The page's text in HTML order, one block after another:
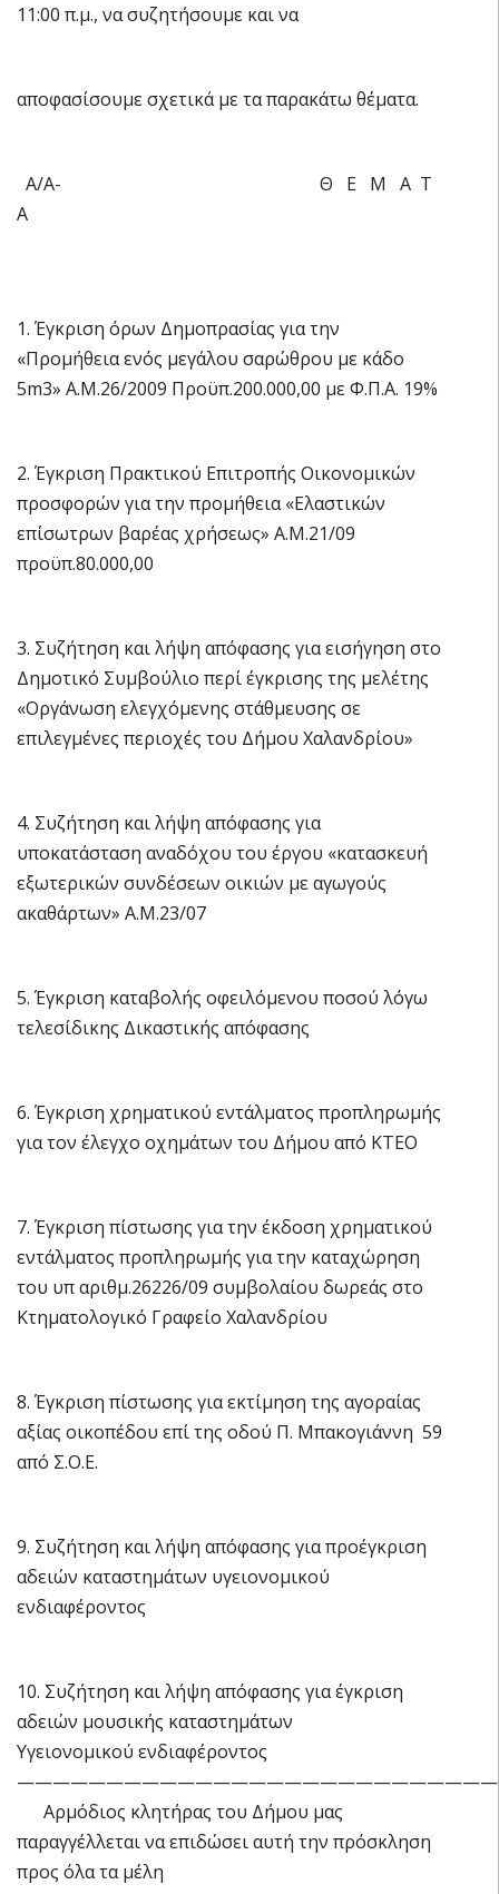
11:00 π.μ., να συζητήσουμε και να
αποφασίσουμε σχετικά με τα παρακάτω θέματα.
Α/Α- Θ Ε Μ Α Τ
Α
1. Έγκριση όρων Δημοπρασίας για την
«Προμήθεια ενός μεγάλου σαρώθρου με κάδο
5m3» Α.Μ.26/2009 Προϋπ.200.000,00 με Φ.Π.Α. 19%
2. Έγκριση Πρακτικού Επιτροπής Οικονομικών
προσφορών για την προμήθεια «Ελαστικών
επίσωτρων βαρέας χρήσεως» Α.Μ.21/09
προϋπ.80.000,00
3. Συζήτηση και λήψη απόφασης για εισήγηση στο
Δημοτικό Συμβούλιο περί έγκρισης της μελέτης
«Οργάνωση ελεγχόμενης στάθμευσης σε
επιλεγμένες περιοχές του Δήμου Χαλανδρίου»
4. Συζήτηση και λήψη απόφασης για
υποκατάσταση αναδόχου του έργου «κατασκευή
εξωτερικών συνδέσεων οικιών με αγωγούς
ακαθάρτων» Α.Μ.23/07
5. Έγκριση καταβολής οφειλόμενου ποσού λόγω
τελεσίδικης Δικαστικής απόφασης
6. Έγκριση χρηματικού εντάλματος προπληρωμής
για τον έλεγχο οχημάτων του Δήμου από ΚΤΕΟ
7. Έγκριση πίστωσης για την έκδοση χρηματικού
εντάλματος προπληρωμής για την καταχώρηση
του υπ αριθμ.26226/09 συμβολαίου δωρεάς στο
Κτηματολογικό Γραφείο Χαλανδρίου
8. Έγκριση πίστωσης για εκτίμηση της αγοραίας
αξίας οικοπέδου επί της οδού Π. Μπακογιάννη 59
από Σ.Ο.Ε.
9. Συζήτηση και λήψη απόφασης για προέγκριση
αδειών καταστημάτων υγειονομικού
ενδιαφέροντος
10. Συζήτηση και λήψη απόφασης για έγκριση
αδειών μουσικής καταστημάτων
Υγειονομικού ενδιαφέροντος
Αρμόδιος κλητήρας του Δήμου μας
παραγγέλλεται να επιδώσει αυτή την πρόσκληση
προς όλα τα μέλη